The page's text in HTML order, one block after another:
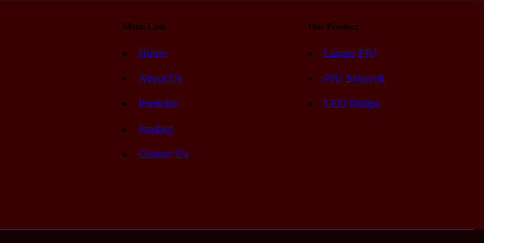
Menu Link
Home
About Us
Portfolio
Product
Contact Us
Our Product
Lampu PJU
PJU Solarcell
LED Philips